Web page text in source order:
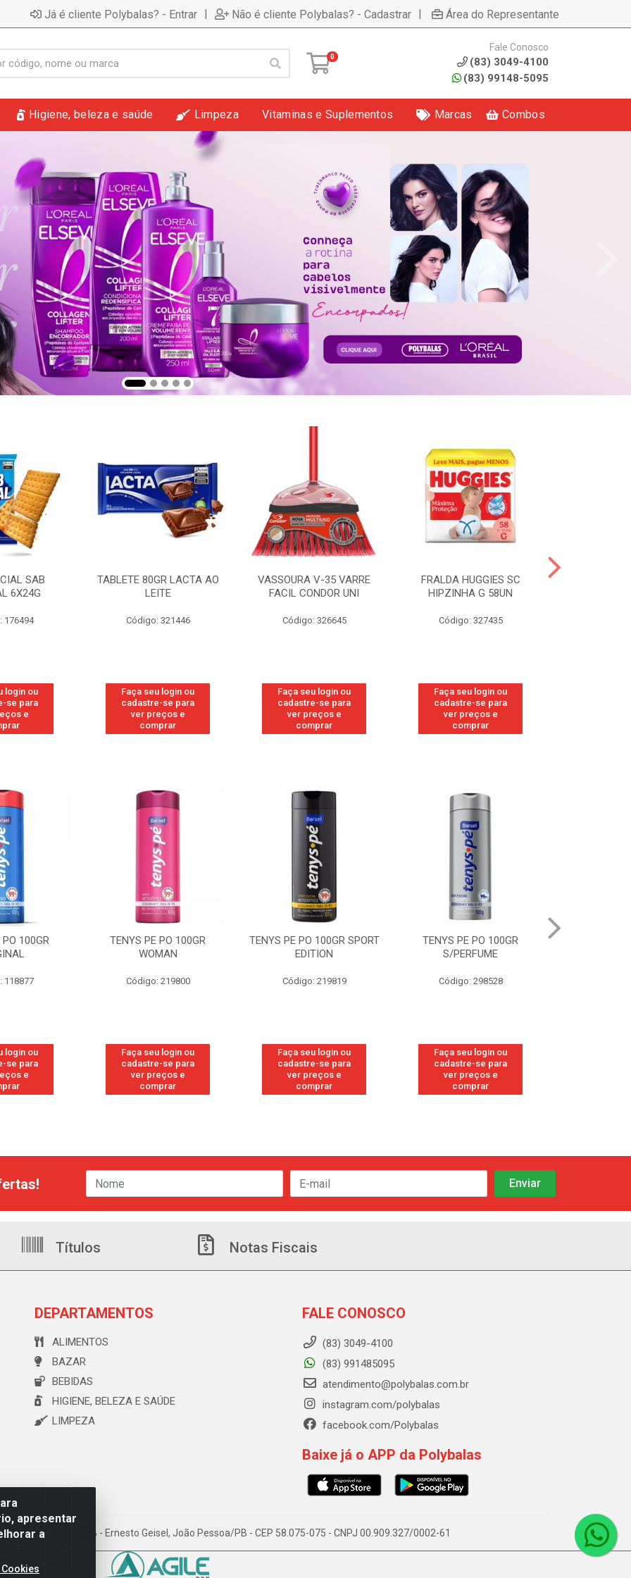
Já é cliente Polybalas? - Entrar | Não é cliente Polybalas? - Cadastrar | Área do Representante
0
Fale Conosco
(83) 3049-4100
(83) 99148-5095
Higiene, beleza e saúde Limpeza Vitaminas e Suplementos Marcas Combos
SAB
6X24G
176494
login ou
se para
e
TABLETE 80GR LACTA AO
LEITE
Código: 321446
Faça seu login ou
cadastre-se para
ver preços e
comprar
VASSOURA V-35 VARRE
FACIL CONDOR UNI
Código: 326645
Faça seu login ou
cadastre-se para
ver preços e
comprar
FRALDA HUGGIES SC
HIPZINHA G 58UN
Código: 327435
Faça seu login ou
cadastre-se para
ver preços e
comprar
100GR
118877
login ou
se para
e
TENYS PE PO 100GR
WOMAN
Código: 219800
Faça seu login ou
cadastre-se para
ver preços e
comprar
TENYS PE PO 100GR SPORT
EDITION
Código: 219819
Faça seu login ou
cadastre-se para
ver preços e
comprar
TENYS PE PO 100GR
S/PERFUME
Código: 298528
Faça seu login ou
cadastre-se para
ver preços e
comprar
apresentar
a
Títulos Notas Fiscais
DEPARTAMENTOS
ALIMENTOS
BAZAR
BEBIDAS
HIGIENE, BELEZA E SAÚDE
LIMPEZA
FALE CONOSCO
(83) 3049-4100
(83) 991485095
atendimento@polybalas.com.br
instagram.com/polybalas
facebook.com/Polybalas
Baixe já o APP da Polybalas
173 Galpão B - Ernesto Geisel, João Pessoa/PB - CEP 58.075-075 - CNPJ 00.909.327/0002-61